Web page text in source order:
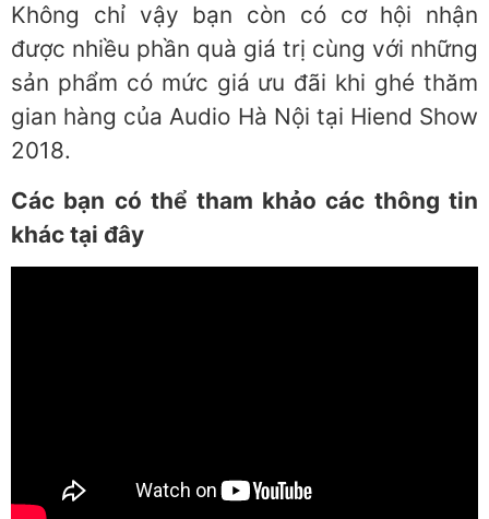
Không chỉ vậy bạn còn có cơ hội nhận
được nhiều phần quà giá trị cùng với những
sản phẩm có mức giá ưu đãi khi ghé thăm
gian hàng của Audio Hà Nội tại Hiend Show
2018.
Các bạn có thể tham khảo các thông tin
khác tại đây